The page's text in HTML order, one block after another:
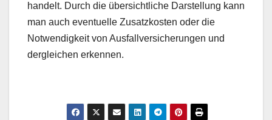
handelt. Durch die übersichtliche Darstellung kann
man auch eventuelle Zusatzkosten oder die
Notwendigkeit von Ausfallversicherungen und
dergleichen erkennen.